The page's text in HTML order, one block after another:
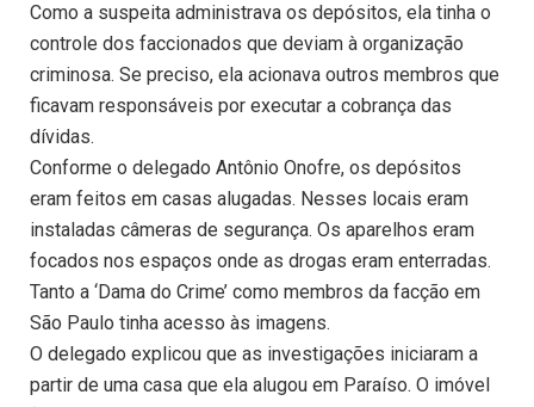
Como a suspeita administrava os depósitos, ela tinha o
controle dos faccionados que deviam à organização
criminosa. Se preciso, ela acionava outros membros que
ficavam responsáveis por executar a cobrança das
dívidas.
Conforme o delegado Antônio Onofre, os depósitos
eram feitos em casas alugadas. Nesses locais eram
instaladas câmeras de segurança. Os aparelhos eram
focados nos espaços onde as drogas eram enterradas.
Tanto a ‘Dama do Crime’ como membros da facção em
São Paulo tinha acesso às imagens.
O delegado explicou que as investigações iniciaram a
partir de uma casa que ela alugou em Paraíso. O imóvel